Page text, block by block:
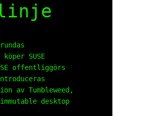
SUSE
offentliggörs
av Tumbleweed,
desktop